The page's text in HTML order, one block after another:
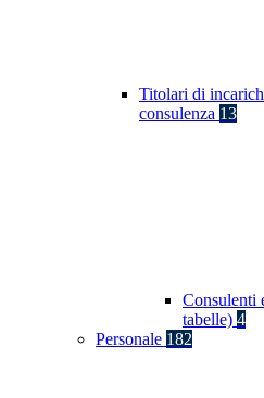
Titolari di
consulenza 13
Consulenti
tabelle) 4
Personale 182